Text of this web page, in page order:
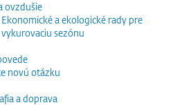
ovzdušie
Ekonomické a ekologické rady pre
vykurovaciu sezónu
novú otázku
a doprava